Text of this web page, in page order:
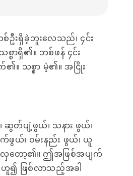
ဦးရှိခဲ့ဘူးလေသည်၊ ၄င်း
စာရှိ၏။ ဘစ်ဖန် ၄င်း
။ သစ္စာ မဲ့၏။ အငြိုး
ဆွတ်ပျံ့ဖွယ်၊ သနား ဖွယ်၊
ယ်၊ ဝမ်းနည်း ဖွယ်၊ ယူ
လှတော့၏။ ဤအဖြစ်အပျက်
ဟူ၍ ဖြစ်လာသည့်အခါ